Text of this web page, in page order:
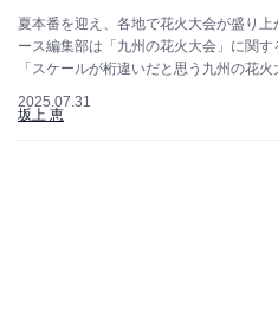
夏本番を迎え、各地で花火大会が盛り
ース編集部は「九州の花火大会」に関す
「スケールが桁違いだと思う九州の花
2025.07.31
坂上 恵